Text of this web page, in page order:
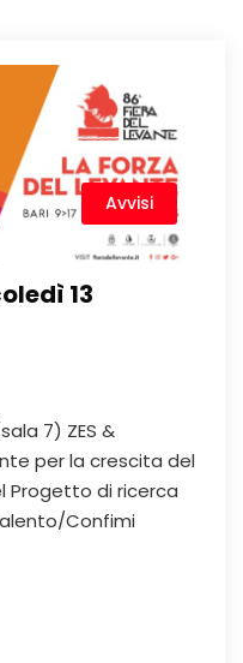
Avvisi
13
7) ZES &
per la crescita del
Progetto di ricerca
Confimi